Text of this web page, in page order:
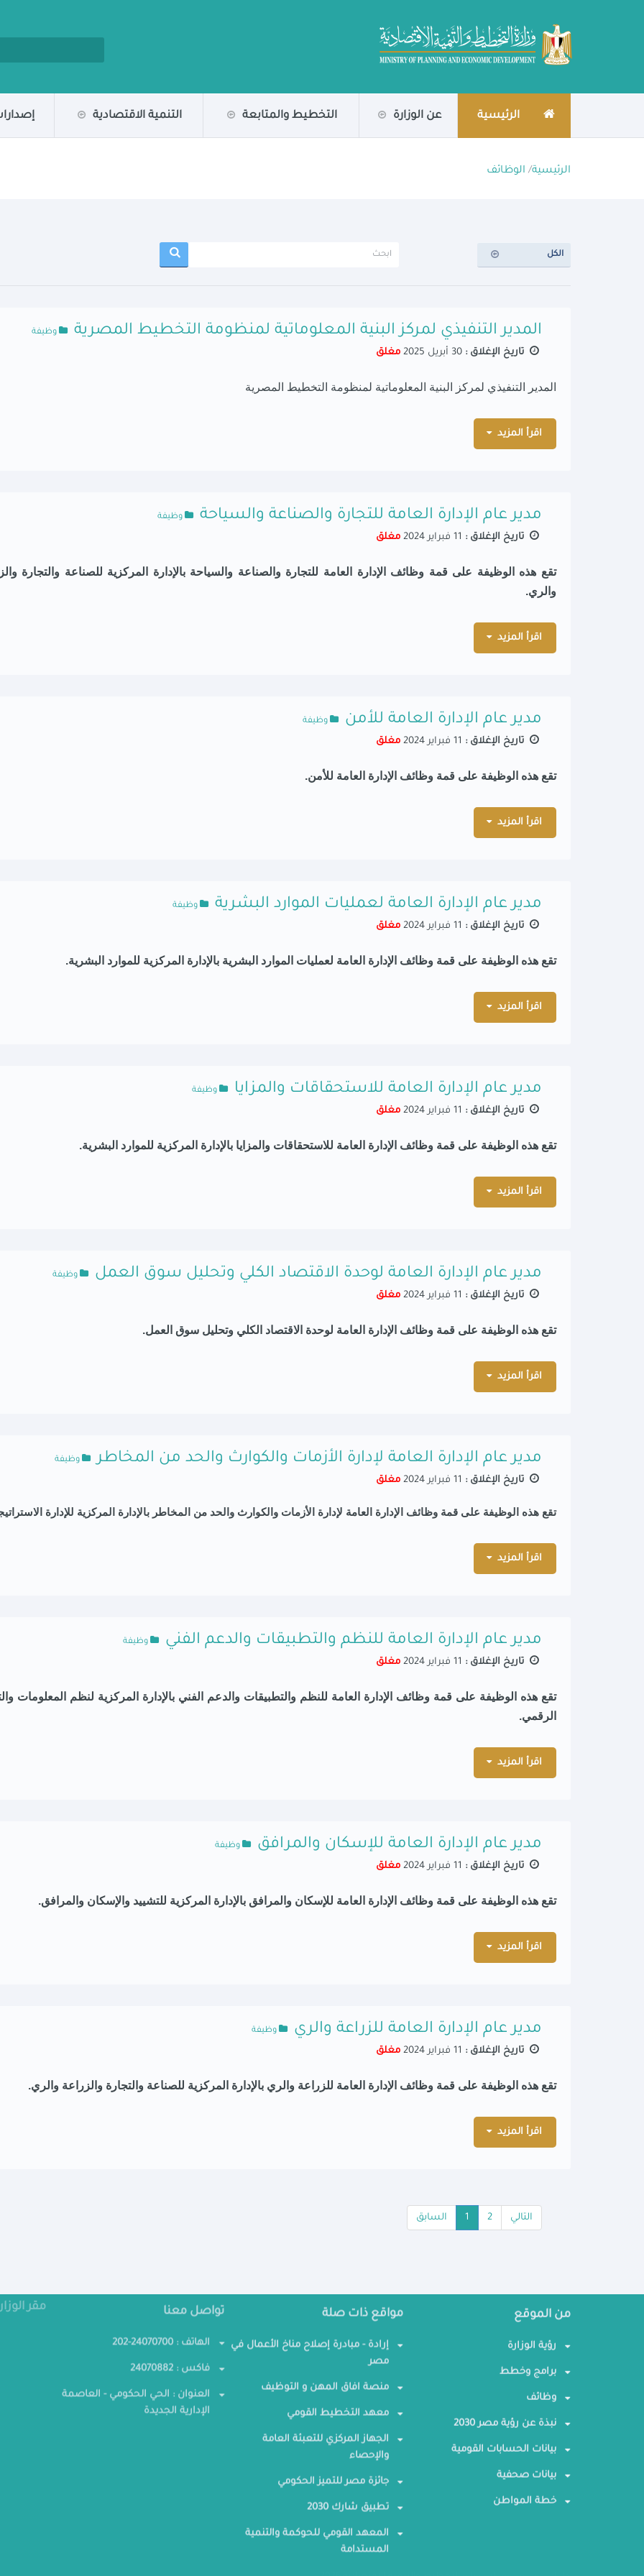
الرئيسية عن الوزارة التخطيط والمتابعة التنمية الاقتصادية
الرئيسية/ الوظائف
الكل
المدير التنفيذي لمركز البنية المعلوماتية لمنظومة التخطيط المصرية وظيفة
تاريخ الإغلاق : مغلق
المدير التنفيذي لمركز البنية المعلوماتية لمنظومة التخطيط المصرية
اقرأ المزيد
مدير عام الإدارة العامة للتجارة والصناعة والسياحة وظيفة
تاريخ الإغلاق : مغلق
تقع هذه الوظيفة على قمة وظائف الإدارة العامة للتجارة والصناعة والسياحة بالإدارة المركزية للصناعة والتجارة
والري.
اقرأ المزيد
مدير عام الإدارة العامة للأمن وظيفة
تاريخ الإغلاق : مغلق
تقع هذه الوظيفة على قمة وظائف الإدارة العامة للأمن.
اقرأ المزيد
مدير عام الإدارة العامة لعمليات الموارد البشرية وظيفة
تاريخ الإغلاق : مغلق
تقع هذه الوظيفة على قمة وظائف الإدارة العامة لعمليات الموارد البشرية بالإدارة المركزية للموارد البشرية.
اقرأ المزيد
مدير عام الإدارة العامة للاستحقاقات والمزايا وظيفة
تاريخ الإغلاق : مغلق
تقع هذه الوظيفة على قمة وظائف الإدارة العامة للاستحقاقات والمزايا بالإدارة المركزية للموارد البشرية.
اقرأ المزيد
مدير عام الإدارة العامة لوحدة الاقتصاد الكلي وتحليل سوق العمل وظيفة
تاريخ الإغلاق : مغلق
تقع هذه الوظيفة على قمة وظائف الإدارة العامة لوحدة الاقتصاد الكلي وتحليل سوق العمل.
اقرأ المزيد
مدير عام الإدارة العامة لإدارة الأزمات والكوارث والحد من المخاطر وظيفة
تاريخ الإغلاق : مغلق
تقع هذه الوظيفة على قمة وظائف الإدارة العامة لإدارة الأزمات والكوارث والحد من المخاطر بالإدارة المركزية للإدارة
اقرأ المزيد
مدير عام الإدارة العامة للنظم والتطبيقات والدعم الفني وظيفة
تاريخ الإغلاق : مغلق
تقع هذه الوظيفة على قمة وظائف الإدارة العامة للنظم والتطبيقات والدعم الفني بالإدارة المركزية لنظم المعلومات
الرقمي.
اقرأ المزيد
مدير عام الإدارة العامة للإسكان والمرافق وظيفة
تاريخ الإغلاق : مغلق
تقع هذه الوظيفة على قمة وظائف الإدارة العامة للإسكان والمرافق بالإدارة المركزية للتشييد والإسكان والمرافق.
اقرأ المزيد
مدير عام الإدارة العامة للزراعة والري وظيفة
تاريخ الإغلاق : مغلق
تقع هذه الوظيفة على قمة وظائف الإدارة العامة للزراعة والري بالإدارة المركزية للصناعة والتجارة والزراعة والري.
اقرأ المزيد
السابق 1 2 التالي
من الموقع
رؤية الوزارة
برامج وخطط
وظائف
نبذة عن رؤية مصر 2030
بيانات الحسابات القومية
بيانات صحفية
خطة المواطن
مواقع ذات صلة
إرادة - مبادرة إصلاح مناخ الأعمال في
مصر
منصة افاق المهن و التوظيف
معهد التخطيط القومي
الجهاز المركزي للتعبئة العامة
والإحصاء
جائزة مصر للتميز الحكومي
تطبيق شارك 2030
المعهد القومي للحوكمة والتنمية
المستدامة
تواصل معنا
الهاتف : 24070700-202
فاكس : 24070882
العنوان : الحي الحكومي - العاصمة
الإدارية الجديدة
مقر